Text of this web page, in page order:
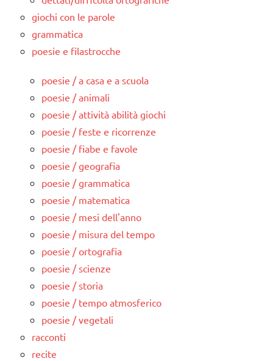
giochi con le parole
grammatica
poesie e filastrocche
poesie / a casa e a scuola
poesie / animali
poesie / attività abilità giochi
poesie / feste e ricorrenze
poesie / fiabe e favole
poesie / geografia
poesie / grammatica
poesie / matematica
poesie / mesi dell'anno
poesie / misura del tempo
poesie / ortografia
poesie / scienze
poesie / storia
poesie / tempo atmosferico
poesie / vegetali
racconti
recite